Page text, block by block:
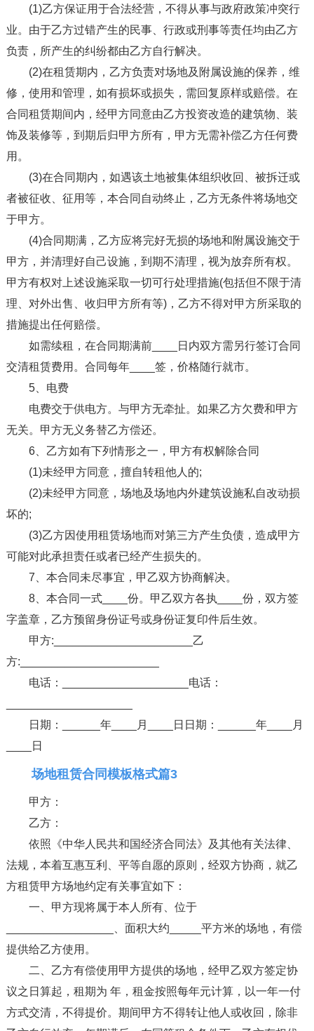
(1)乙方保证用于合法经营，不得从事与政府政策冲突行
业。由于乙方过错产生的民事、行政或刑事等责任均由乙方
负责，所产生的纠纷都由乙方自行解决。
(2)在租赁期内，乙方负责对场地及附属设施的保养，维
修，使用和管理，如有损坏或损失，需回复原样或赔偿。在
合同租赁期间内，经甲方同意由乙方投资改造的建筑物、装
饰及装修等，到期后归甲方所有，甲方无需补偿乙方任何费
用。
(3)在合同期内，如遇该土地被集体组织收回、被拆迁或
者被征收、征用等，本合同自动终止，乙方无条件将场地交
于甲方。
(4)合同期满，乙方应将完好无损的场地和附属设施交于
甲方，并清理好自己设施，到期不清理，视为放弃所有权。
甲方有权对上述设施采取一切可行处理措施(包括但不限于清
理、对外出售、收归甲方所有等)，乙方不得对甲方所采取的
措施提出任何赔偿。
如需续租，在合同期满前____日内双方需另行签订合同
交清租赁费用。合同每年____签，价格随行就市。
5、电费
电费交于供电方。与甲方无牵扯。如果乙方欠费和甲方
无关。甲方无义务替乙方偿还。
6、乙方如有下列情形之一，甲方有权解除合同
(1)未经甲方同意，擅自转租他人的;
(2)未经甲方同意，场地及场地内外建筑设施私自改动损
坏的;
(3)乙方因使用租赁场地而对第三方产生负债，造成甲方
可能对此承担责任或者已经产生损失的。
7、本合同未尽事宜，甲乙双方协商解决。
8、本合同一式____份。甲乙双方各执____份，双方签
字盖章，乙方预留身份证号或身份证复印件后生效。
甲方:______________________乙
方:______________________
电话：____________________电话：
日期：______年____月____日日期：______年____月
____日
场地租赁合同模板格式篇3
甲方：
乙方：
依照《中华人民共和国经济合同法》及其他有关法律、
法规，本着互惠互利、平等自愿的原则，经双方协商，就乙
方租赁甲方场地约定有关事宜如下：
一、甲方现将属于本人所有、位于
_________________、面积大约_____平方米的场地，有偿
提供给乙方使用。
二、乙方有偿使用甲方提供的场地，经甲乙双方签定协
议之日算起，租期为 年，租金按照每年元计算，以一年一付
方式交清，不得提价。期间甲方不得转让他人或收回，除非